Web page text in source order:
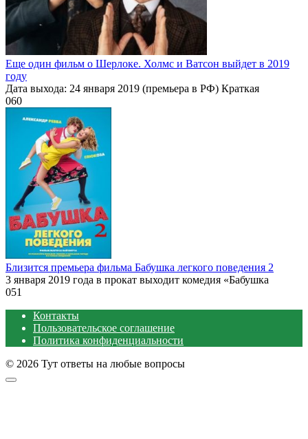
Еще один фильм о Шерлоке. Холмс и Ватсон выйдет в 2019
году
Дата выхода: 24 января 2019 (премьера в РФ) Краткая
060
Близится премьера фильма Бабушка легкого поведения 2
3 января 2019 года в прокат выходит комедия «Бабушка
051
Контакты
Пользовательское соглашение
Политика конфиденциальности
© 2026 Тут ответы на любые вопросы